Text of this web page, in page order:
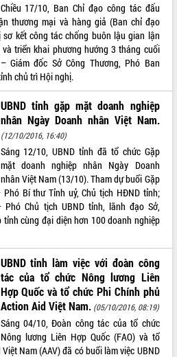
số
Kỷ
bố
Đắk
Chiều 17/10, Ban Chỉ đạo công tác đấu
thương mại và hàng giả (Ban chỉ đạo
kết công tác chống buôn lậu gian lận
triển khai phương hướng 3 tháng cuối
Giám đốc Sở Công Thương, Phó Ban
chủ trì Hội nghị.
UBND tỉnh gặp mặt doanh nghiệp
nhân Ngày Doanh nhân Việt Nam.
(12/10/2016, 16:40)
Sáng 12/10, UBND tỉnh đã tổ chức Gặp
mặt doanh nghiệp nhân Ngày Doanh
nhân Việt Nam (13/10). Tham dự buổi Gặp
Bí thư Tỉnh uỷ, Chủ tịch HĐND tỉnh;
Chủ tịch UBND tỉnh, lãnh đạo Sở,
tỉnh cùng đại diện hơn 100 doanh nghiệp
UBND tỉnh làm việc với đoàn công
tác của tổ chức Nông lương Liên
Hợp Quốc và tổ chức Phi Chính phủ
Action Aid Việt Nam. (05/10/2016, 08:19)
Sáng 04/10, Đoàn công tác của tổ chức
Nông lương Liên Hợp Quốc (FAO) và tổ
Nam (AAV) đã có buổi làm việc UBND